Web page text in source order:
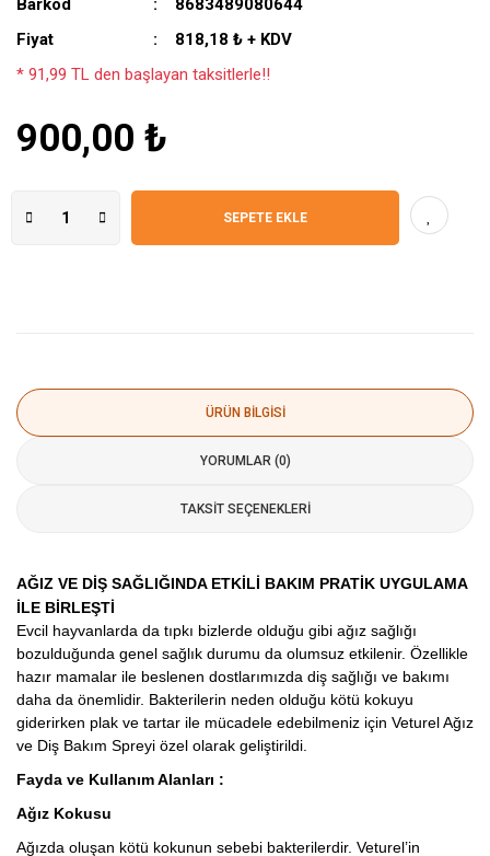
Barkod
8683489080644
Fiyat
818,18 ₺ + KDV
* 91,99 TL den başlayan taksitlerle!!
900,00 ₺
SEPETE EKLE
ÜRÜN BILGISI
YORUMLAR (0)
TAKSIT SEÇENEKLERI
AĞIZ VE DİŞ SAĞLIĞINDA ETKİLİ BAKIM PRATİK UYGULAMA
İLE BİRLEŞTİ
Evcil hayvanlarda da tıpkı bizlerde olduğu gibi ağız sağlığı
bozulduğunda genel sağlık durumu da olumsuz etkilenir. Özellikle
hazır mamalar ile beslenen dostlarımızda diş sağlığı ve bakımı
daha da önemlidir. Bakterilerin neden olduğu kötü kokuyu
giderirken plak ve tartar ile mücadele edebilmeniz için Veturel Ağız
ve Diş Bakım Spreyi özel olarak geliştirildi.
Fayda ve Kullanım Alanları :
Ağız Kokusu
Ağızda oluşan kötü kokunun sebebi bakterilerdir. Veturel’in